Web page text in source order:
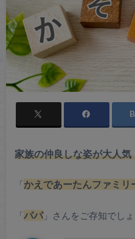
家族の仲良しな姿が大人気
「かえであーたんファミリ
「パパ」さんをご存知でしょ